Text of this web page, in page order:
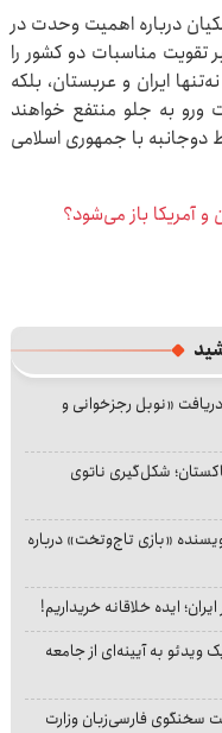
درباره اهمیت وحدت در
تقویت مناسبات دو کشور را
ایران و عربستان، بلکه
ورو به جلو منتفع خواهند
دوجانبه با جمهوری اسلامی
و آمریکا باز می‌شود؟
«نوبل رجزخوانی و
شکل‌گیری ناتوی
«بازی تاج‌وتخت» درباره
ایده خلاقانه خریداریم!
ویدئو به آیینه‌ای از جامعه
سخنگوی فارسی‌زبان وزارت